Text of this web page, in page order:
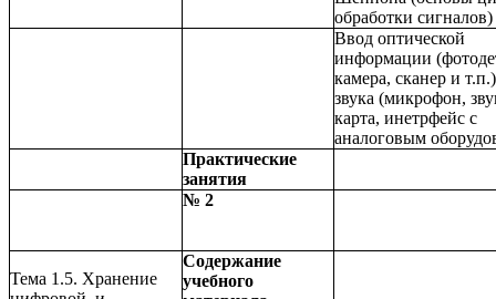
обработки сигналов)
Ввод оптической
информации
камера, сканер и
звука (микрофон,
карта, инетрфейс с
аналоговым
Практические
занятия
№ 2
Тема 1.5. Хранение
Содержание
учебного